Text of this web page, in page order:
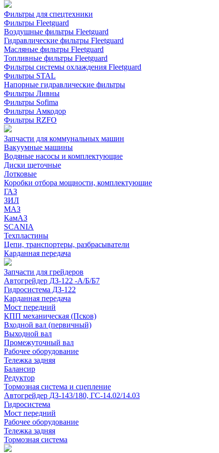
Фильтры для спецтехники
Фильтры Fleetguard
Воздушные фильтры Fleetguard
Гидравлические фильтры Fleetguard
Масляные фильтры Fleetguard
Топливные фильтры Fleetguard
Фильтры системы охлаждения Fleetguard
Фильтры STAL
Напорные гидравлические фильтры
Фильтры Ливны
Фильтры Sofima
Фильтры Амкодор
Фильтры RZFO
Запчасти для коммунальных машин
Вакуумные машины
Водяные насосы и комплектующие
Диски щеточные
Лотковые
Коробки отбора мощности, комплектующие
ГАЗ
ЗИЛ
МАЗ
КамАЗ
SCANIA
Техпластины
Цепи, транспортеры, разбрасыватели
Карданная передача
Запчасти для грейдеров
Автогрейдер ДЗ-122 -А/Б/Б7
Гидросистема ДЗ-122
Карданная передача
Мост передний
КПП механическая (Псков)
Входной вал (первичный)
Выходной вал
Промежуточный вал
Рабочее оборудование
Тележка задняя
Балансир
Редуктор
Тормозная система и сцепление
Автогрейдер ДЗ-143/180, ГС-14.02/14.03
Гидросистема
Мост передний
Рабочее оборудование
Тележка задняя
Тормозная система